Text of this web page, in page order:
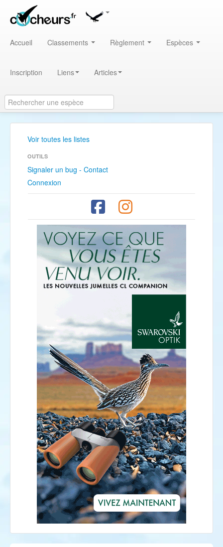
Accueil Classements Règlement Espèces
Inscription Liens Articles
Voir toutes les listes
OUTILS
Signaler un bug - Contact
Connexion